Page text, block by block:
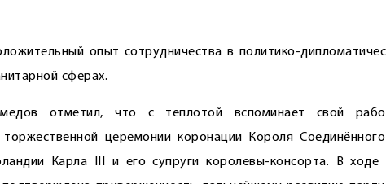
опыт сотрудничества в политико-
сферах.
отметил, что с теплотой вспоминает свой
церемонии коронации Короля
Карла III и его супруги королевы-консорта. В ходе